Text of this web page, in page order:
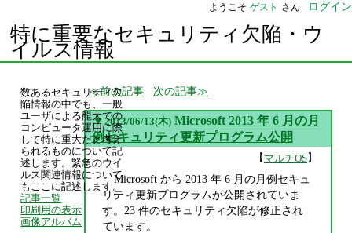
ようこそ ゲスト さん ログイン
特に重要なセキュリティ欠陥・ウ
イルス情報
前の記事 次の記事
▼ 2013/06/13(木) Microsoft 2013 年 6 月の月
例セキュリティ更新プログラム公開
【マルチOS】
Microsoft から 2013 年 6 月の月例セキュ
リティ更新プログラムが公開されていま
す。23 件のセキュリティ欠陥が修正され
ています。
数あるセキュリティ欠
陥情報の中でも、一般
ユーザによる龍大での
コンピュータ運用に際
して特に重大だと考え
られるものについて記
述します。緊急のウイ
ルス関連情報について
もここに記述します。
記事一覧
印刷用の表示
画像アルバム